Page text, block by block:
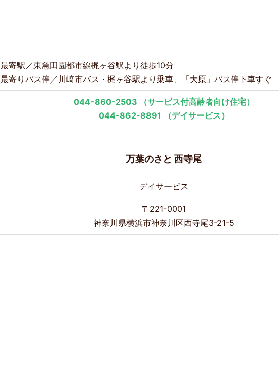
最寄駅／東急田園都市線梶ヶ谷駅より徒歩10分
最寄りバス停／川崎市バス・梶ヶ谷駅より乗車、「大原」バス停下車すぐ
044-860-2503 （サービス付高齢者向け住宅）
044-862-8891 （デイサービス）
万葉のさと 西寺尾
デイサービス
〒221-0001
神奈川県横浜市神奈川区西寺尾3-21-5